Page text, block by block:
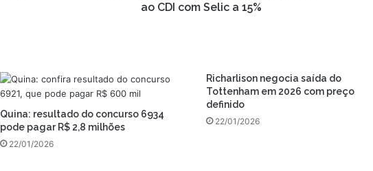
ao CDI com Selic a 15%
Quina: resultado do concurso 6934
pode pagar R$ 2,8 milhões
22/01/2026
Richarlison negocia saída do
Tottenham em 2026 com preço
definido
22/01/2026